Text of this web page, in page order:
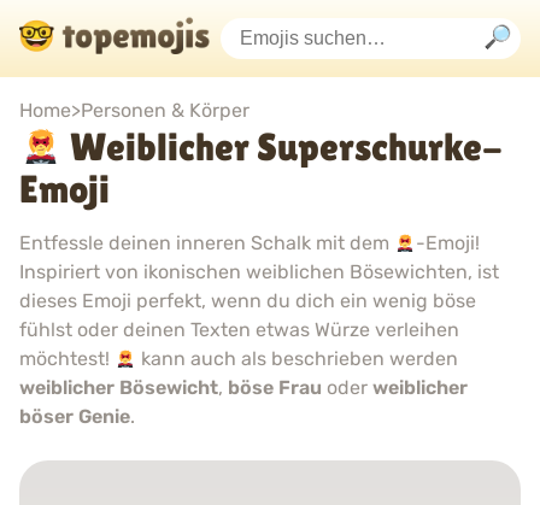
Home>Personen & Körper
Weiblicher Superschurke-
Emoji
Entfessle deinen inneren Schalk mit dem
-Emoji!
Inspiriert von ikonischen weiblichen Bösewichten, ist
dieses Emoji perfekt, wenn du dich ein wenig böse
fühlst oder deinen Texten etwas Würze verleihen
möchtest!
kann auch als beschrieben werden
weiblicher Bösewicht, böse Frau oder weiblicher
böser Genie.